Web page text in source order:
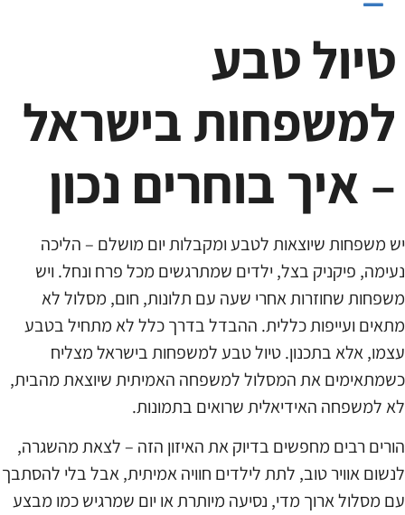
טיול טבע
למשפחות בישראל
– איך בוחרים נכון
יש משפחות שיוצאות לטבע ומקבלות יום מושלם – הליכה
נעימה, פיקניק בצל, ילדים שמתרגשים מכל פרח ונחל. ויש
משפחות שחוזרות אחרי שעה עם תלונות, חום, מסלול לא
מתאים ועייפות כללית. ההבדל בדרך כלל לא מתחיל בטבע
עצמו, אלא בתכנון. טיול טבע למשפחות בישראל מצליח
כשמתאימים את המסלול למשפחה האמיתית שיוצאת מהבית,
לא למשפחה האידיאלית שרואים בתמונות.
הורים רבים מחפשים בדיוק את האיזון הזה – לצאת מהשגרה,
לנשום אוויר טוב, לתת לילדים חוויה אמיתית, אבל בלי להסתבך
עם מסלול ארוך מדי, נסיעה מיותרת או יום שמרגיש כמו מבצע